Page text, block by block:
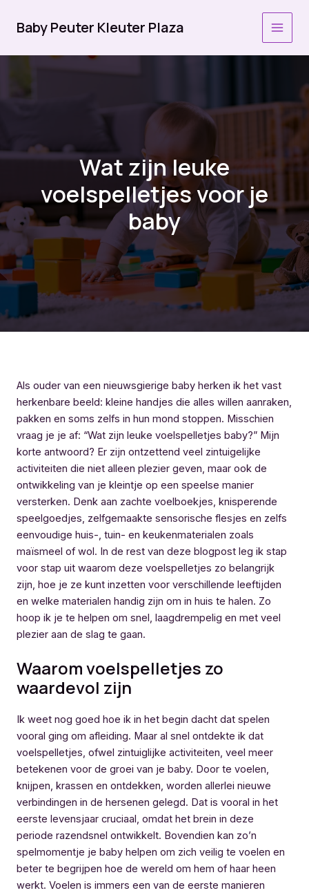
naar
inhoud
Baby Peuter Kleuter Plaza
Wat zijn leuke
voelspelletjes voor je
baby
Als ouder van een nieuwsgierige baby herken ik het vast
herkenbare beeld: kleine handjes die alles willen aanraken,
pakken en soms zelfs in hun mond stoppen. Misschien
vraag je je af: “Wat zijn leuke voelspelletjes baby?” Mijn
korte antwoord? Er zijn ontzettend veel zintuigelijke
activiteiten die niet alleen plezier geven, maar ook de
ontwikkeling van je kleintje op een speelse manier
versterken. Denk aan zachte voelboekjes, knisperende
speelgoedjes, zelfgemaakte sensorische flesjes en zelfs
eenvoudige huis-, tuin- en keukenmaterialen zoals
maïsmeel of wol. In de rest van deze blogpost leg ik stap
voor stap uit waarom deze voelspelletjes zo belangrijk
zijn, hoe je ze kunt inzetten voor verschillende leeftijden
en welke materialen handig zijn om in huis te halen. Zo
hoop ik je te helpen om snel, laagdrempelig en met veel
plezier aan de slag te gaan.
Waarom voelspelletjes zo
waardevol zijn
Ik weet nog goed hoe ik in het begin dacht dat spelen
vooral ging om afleiding. Maar al snel ontdekte ik dat
voelspelletjes, ofwel zintuiglijke activiteiten, veel meer
betekenen voor de groei van je baby. Door te voelen,
knijpen, krassen en ontdekken, worden allerlei nieuwe
verbindingen in de hersenen gelegd. Dat is vooral in het
eerste levensjaar cruciaal, omdat het brein in deze
periode razendsnel ontwikkelt. Bovendien kan zo’n
spelmomentje je baby helpen om zich veilig te voelen en
beter te begrijpen hoe de wereld om hem of haar heen
werkt. Voelen is immers een van de eerste manieren